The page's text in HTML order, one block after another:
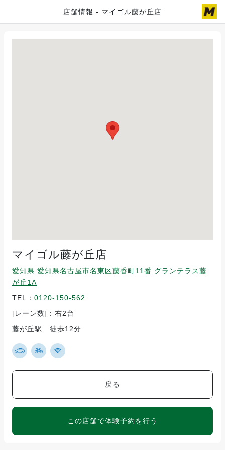
店舗情報 - マイゴル藤が丘店
マイゴル藤が丘店
愛知県 愛知県名古屋市名東区藤香町11番 グランテラス藤
が丘1A
TEL： 0120-150-562
[レーン数]：右2台
藤が丘駅 徒歩12分
戻る
この店舗で体験予約を行う